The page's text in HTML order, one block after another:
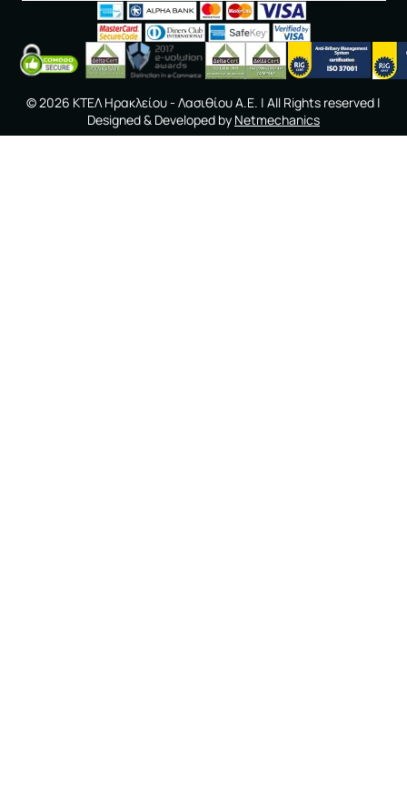
©2026 ΚΤΕΛ Ηρακλείου - Λασιθίου A.E. | All Rights reserved |
Designed & Developed by Netmechanics